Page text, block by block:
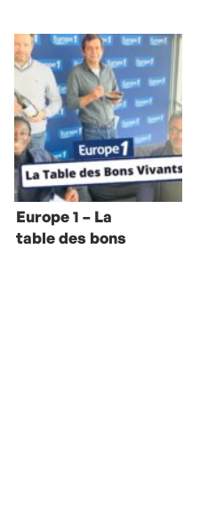
Europe 1 – La
table des bons